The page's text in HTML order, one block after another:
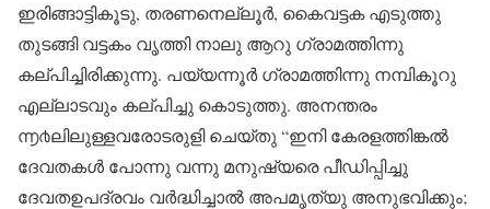
ഇരിങ്ങാട്ടികൂടു, തരണനെല്ലൂർ, കൈവട്ടക എടുത്തു
തുടങ്ങി വട്ടകം വൃത്തി നാലു ആറു ഗ്രാമത്തിന്നു
കല്പിച്ചിരിക്കുന്നു. പയ്യന്നൂർ ഗ്രാമത്തിന്നു നമ്പികൂറു
എല്ലാടവും കല്പിച്ചു കൊടുത്തു. അനന്തരം
൬൪ലിലുള്ളവരോടരുളി ചെയ്തു “ഇനി കേരളത്തിങ്കൽ
ദേവതകൾ പോന്നു വന്നു മനുഷ്യരെ പീഡിപ്പിച്ചു
ദേവതഉപദ്രവം വർദ്ധിച്ചാൽ അപമൃത്യു അനുഭവിക്കും;